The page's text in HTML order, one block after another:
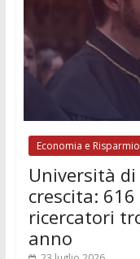
Economia e Risparmio
Università
crescita:
ricercatori
anno